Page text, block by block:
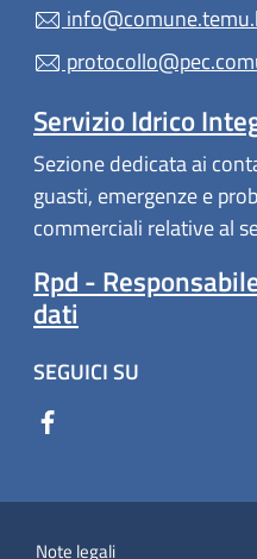
Servizio Idrico
Sezione dedicata ai
guasti, emergenze e
commerciali relative al
Rpd -
dati
SEGUICI SU
Note legali